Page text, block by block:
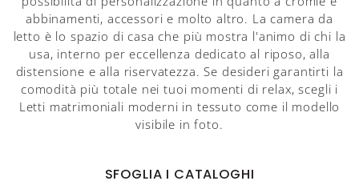
abbinamenti, accessori e molto altro. La camera da
letto è lo spazio di casa che più mostra l'animo di chi la
usa, interno per eccellenza dedicato al riposo, alla
distensione e alla riservatezza. Se desideri garantirti la
comodità più totale nei tuoi momenti di relax, scegli i
Letti matrimoniali moderni in tessuto come il modello
visibile in foto.
SFOGLIA I CATALOGHI